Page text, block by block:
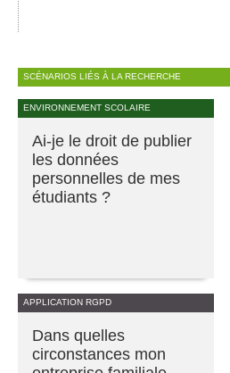
SCÉNARIOS LIÉS À LA RECHERCHE
ENVIRONNEMENT SCOLAIRE
Ai-je le droit de publier
les données
personnelles de mes
étudiants ?
APPLICATION RGPD
Dans quelles
circonstances mon